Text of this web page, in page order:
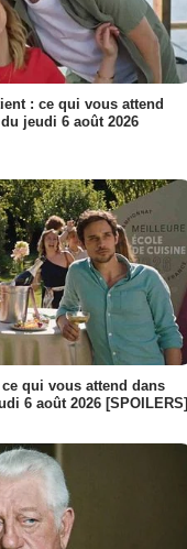
: ce qui vous attend
jeudi 6 août 2026
qui vous attend dans
6 août 2026 [SPOILERS]